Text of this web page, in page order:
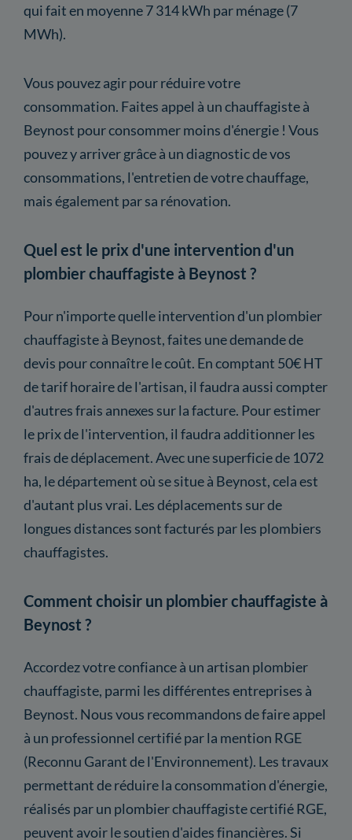
qui fait en moyenne 7 314 kWh par ménage (7
MWh).
Vous pouvez agir pour réduire votre
consommation. Faites appel à un chauffagiste à
Beynost pour consommer moins d'énergie ! Vous
pouvez y arriver grâce à un diagnostic de vos
consommations, l'entretien de votre chauffage,
mais également par sa rénovation.
Quel est le prix d'une intervention d'un
plombier chauffagiste à Beynost ?
Pour n'importe quelle intervention d'un plombier
chauffagiste à Beynost, faites une demande de
devis pour connaître le coût. En comptant 50€ HT
de tarif horaire de l'artisan, il faudra aussi compter
d'autres frais annexes sur la facture. Pour estimer
le prix de l'intervention, il faudra additionner les
frais de déplacement. Avec une superficie de 1072
ha, le département où se situe à Beynost, cela est
d'autant plus vrai. Les déplacements sur de
longues distances sont facturés par les plombiers
chauffagistes.
Comment choisir un plombier chauffagiste à
Beynost ?
Accordez votre confiance à un artisan plombier
chauffagiste, parmi les différentes entreprises à
Beynost. Nous vous recommandons de faire appel
à un professionnel certifié par la mention RGE
(Reconnu Garant de l'Environnement). Les travaux
permettant de réduire la consommation d'énergie,
réalisés par un plombier chauffagiste certifié RGE,
peuvent avoir le soutien d'aides financières. Si